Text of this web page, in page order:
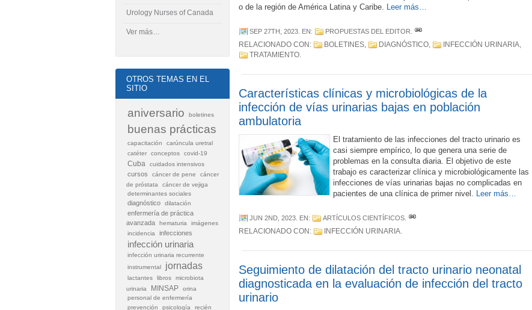
o de la región de América Latina y Caribe. Leer más…
SEP 27TH, 2023. EN: PROPUESTAS DEL EDITOR
RELACIONADO CON: BOLETINES, DIAGNÓSTICO, INFECCIÓN URINARIA,
TRATAMIENTO.
Características clínicas y microbiológicas de la
infección de vías urinarias bajas en población
ambulatoria
El tratamiento de las infecciones del tracto urinario es
casi siempre empírico, lo que genera una serie de
problemas en la consulta diaria. El objetivo de este
trabajo es caracterizar clínica y microbiológicamente las
infecciones de vías urinarias bajas no complicadas en
pacientes de una clínica de primer nivel. Leer más…
JUN 2ND, 2023. EN: ARTÍCULOS CIENTÍFICOS.
RELACIONADO CON: INFECCIÓN URINARIA.
Seguimiento de dilatación del tracto urinario neonatal
diagnosticada en la evaluación de infección del tracto
urinario
Urology Nurses of Canada
Ver más…
OTROS TEMAS EN EL
SITIO
aniversario boletines
buenas prácticas
capacitación
carúncula uretral
catéter
conceptos covid-19
Cuba cuidados intensivos
cursos cáncer de pene
cáncer
de próstata
cáncer de vejiga
determinantes sociales
diagnóstico dilatación
enfermería de práctica
avanzada
hematuria
imágenes
incidencia
infecciones
infección urinaria
infección urinaria recurrente
instrumental
jornadas
lactantes libros
microbiota
urinaria
MINSAP
orina
personal de enfermería
prevención
psicología
recién